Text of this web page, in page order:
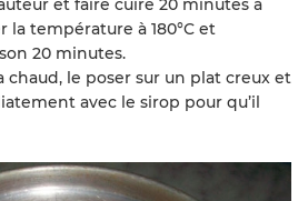
et faire cuire 20 minutes à
la température à 180°C et
20 minutes.
chaud, le poser sur un plat creux et
avec le sirop pour qu’il